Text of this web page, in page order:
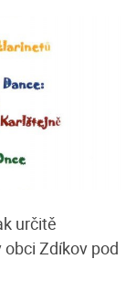
určitě
Zdíkov pod